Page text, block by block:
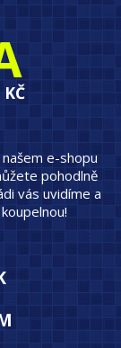
e-shopu
pohodlně
vás uvidíme a